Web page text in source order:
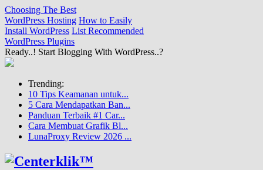
Choosing The Best
WordPress Hosting How to Easily
Install WordPress List Recommended
WordPress Plugins
Ready..! Start Blogging With WordPress..?
Trending:
10 Tips Keamanan untuk...
5 Cara Mendapatkan Ban...
Panduan Terbaik #1 Car...
Cara Membuat Grafik Bl...
LunaProxy Review 2026 ...